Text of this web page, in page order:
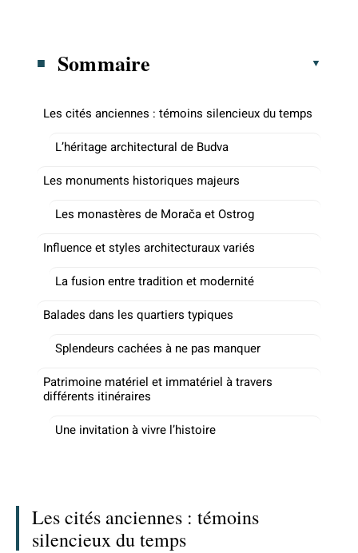
Sommaire
Les cités anciennes : témoins silencieux du temps
L’héritage architectural de Budva
Les monuments historiques majeurs
Les monastères de Morača et Ostrog
Influence et styles architecturaux variés
La fusion entre tradition et modernité
Balades dans les quartiers typiques
Splendeurs cachées à ne pas manquer
Patrimoine matériel et immatériel à travers
différents itinéraires
Une invitation à vivre l’histoire
Les cités anciennes : témoins
silencieux du temps